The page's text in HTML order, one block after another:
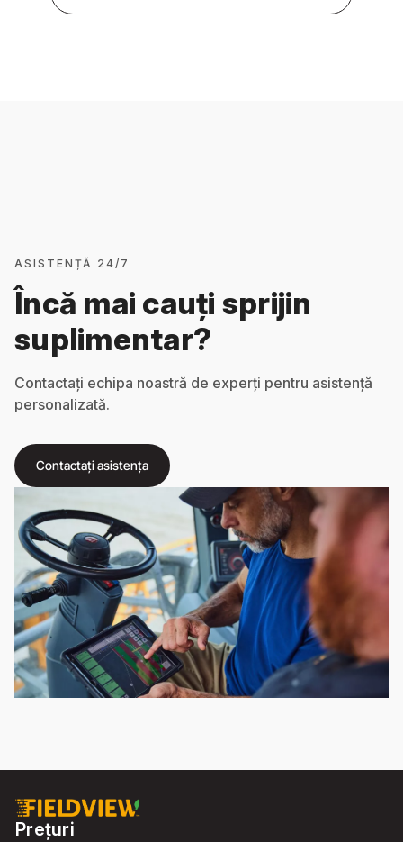
ASISTENȚĂ 24/7
Încă mai cauți sprijin
suplimentar?
Contactați echipa noastră de experți pentru asistență
personalizată.
Contactați asistența
Prețuri